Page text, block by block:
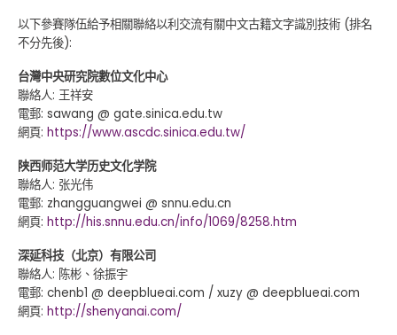
以下參賽隊伍給予相關聯絡以利交流有關中文古籍文字識別技術 (排名
不分先後):
台灣中央研究院數位文化中心
聯絡人: 王祥安
電郵: sawang @ gate.sinica.edu.tw
網頁: https://www.ascdc.sinica.edu.tw/
陕西师范大学历史文化学院
聯絡人: 张光伟
電郵: zhangguangwei @ snnu.edu.cn
網頁: http://his.snnu.edu.cn/info/1069/8258.htm
深延科技（北京）有限公司
聯絡人: 陈彬、徐振宇
電郵: chenb1 @ deepblueai.com / xuzy @ deepblueai.com
網頁: http://shenyanai.com/